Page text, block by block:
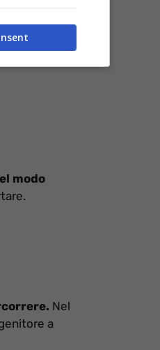
modo
Nel
a